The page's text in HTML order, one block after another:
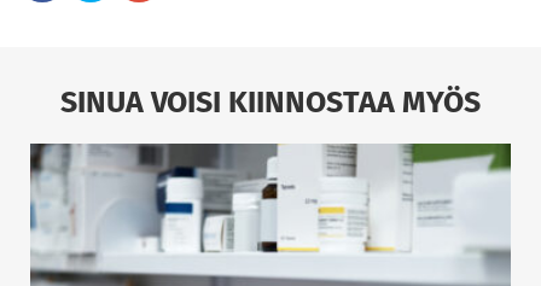
SINUA VOISI KIINNOSTAA MYÖS